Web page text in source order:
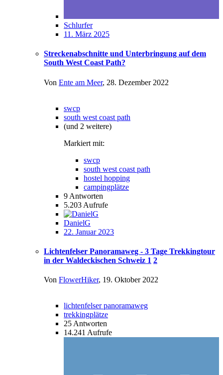
Schlurfer
11. März 2025
Streckenabschnitte und Unterbringung auf dem
South West Coast Path?
Von Ente am Meer, 28. Dezember 2022
swcp
south west coast path
(und 2 weitere)
Markiert mit:
swcp
south west coast path
hostel hopping
campingplätze
9 Antworten
5.203 Aufrufe
DanielG
22. Januar 2023
Lichtenfelser Panoramaweg - 3 Tage Trekkingtour
in der Waldeckischen Schweiz 1 2
Von FlowerHiker, 19. Oktober 2022
lichtenfelser panoramaweg
trekkingplätze
25 Antworten
14.241 Aufrufe